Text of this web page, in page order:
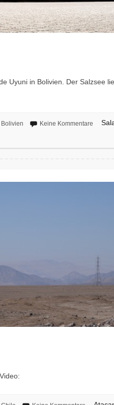
Uyuni in Bolivien. Der Salzsee
Bolivien Keine Kommentare